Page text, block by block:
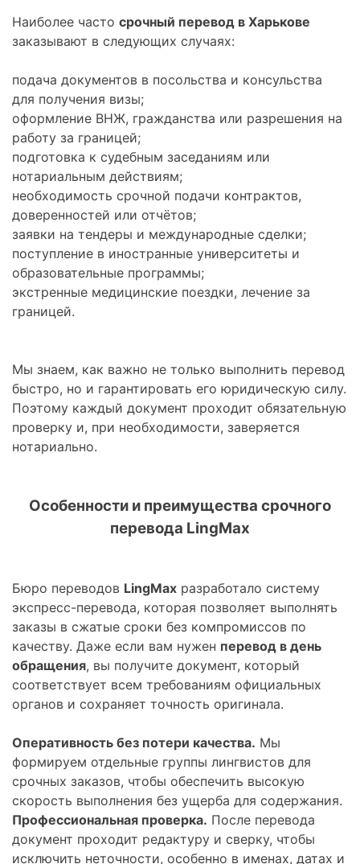
Наиболее часто срочный перевод в Харькове
заказывают в следующих случаях:
подача документов в посольства и консульства
для получения визы;
оформление ВНЖ, гражданства или разрешения на
работу за границей;
подготовка к судебным заседаниям или
нотариальным действиям;
необходимость срочной подачи контрактов,
доверенностей или отчётов;
заявки на тендеры и международные сделки;
поступление в иностранные университеты и
образовательные программы;
экстренные медицинские поездки, лечение за
границей.
Мы знаем, как важно не только выполнить перевод
быстро, но и гарантировать его юридическую силу.
Поэтому каждый документ проходит обязательную
проверку и, при необходимости, заверяется
нотариально.
Особенности и преимущества срочного
перевода LingMax
Бюро переводов LingMax разработало систему
экспресс-перевода, которая позволяет выполнять
заказы в сжатые сроки без компромиссов по
качеству. Даже если вам нужен перевод в день
обращения, вы получите документ, который
соответствует всем требованиям официальных
органов и сохраняет точность оригинала.
Оперативность без потери качества. Мы
формируем отдельные группы лингвистов для
срочных заказов, чтобы обеспечить высокую
скорость выполнения без ущерба для содержания.
Профессиональная проверка. После перевода
документ проходит редактуру и сверку, чтобы
исключить неточности, особенно в именах, датах и